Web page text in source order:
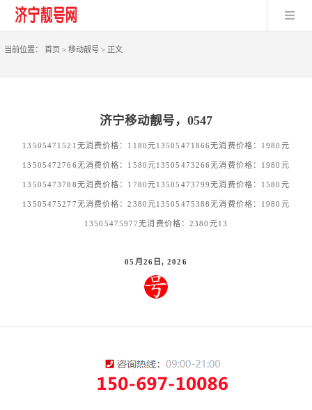
当前位置： 首页> 移动靓号 >正文
济宁移动靓号，0547
13505471521无消费价格：1180元13505471866无消费价格：1980元
13505472766无消费价格：1580元13505473266无消费价格：1980元
13505473788无消费价格：1780元13505473799无消费价格：1580元
13505475277无消费价格：2380元13505475388无消费价格：1980元
13505475977无消费价格：2380元13
05月26日, 2026